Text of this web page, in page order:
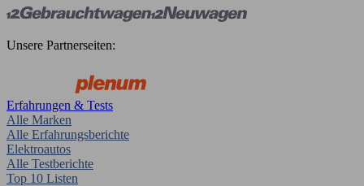
Unsere Partnerseiten:
Erfahrungen & Tests
Alle Marken
Alle Erfahrungsberichte
Elektroautos
Alle Testberichte
Top 10 Listen